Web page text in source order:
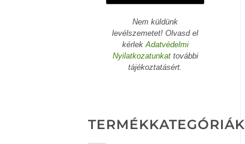
Nem küldünk
levélszemetet! Olvasd el
kérlekAdatvédelmi
Nyilatkozatunkattovábbi
tájékoztatásért.
TERMÉKKATEGÓRIÁK